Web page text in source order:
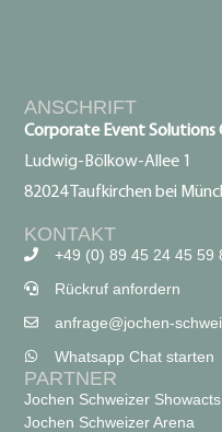
ANSCHRIFT
Corporate Event Solutions
Ludwig-Bölkow-Allee 1
82024 Taufkirchen bei
KONTAKT
+49 (0) 89 45 24 45 59
Rückruf anfordern
anfrage@jochen-
Whatsapp Chat starten
PARTNER
Jochen Schweizer Showacts
Jochen Schweizer Arena